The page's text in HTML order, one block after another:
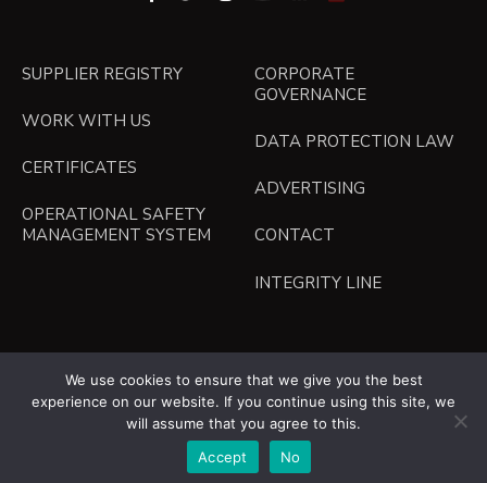
SUPPLIER REGISTRY
WORK WITH US
CERTIFICATES
OPERATIONAL SAFETY
MANAGEMENT SYSTEM
CORPORATE
GOVERNANCE
DATA PROTECTION LAW
ADVERTISING
CONTACT
INTEGRITY LINE
Español
We use cookies to ensure that we give you the best
experience on our website. If you continue using this site, we
will assume that you agree to this.
Accept
No